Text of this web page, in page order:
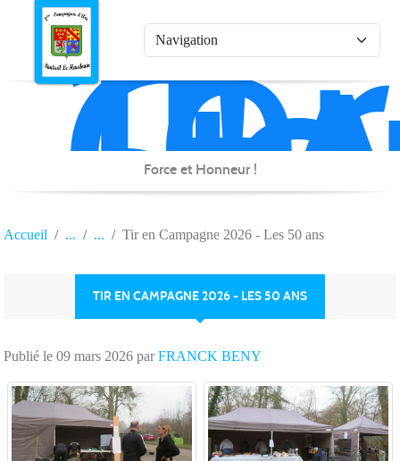
de
Force et Honneur !
Accueil Tir en Campagne 2026 - Les 50 ans
TIR EN CAMPAGNE 2026 - LES 50 ANS
Publié le 09 mars 2026 parFRANCK BENY
Panneau de gestion des cookies